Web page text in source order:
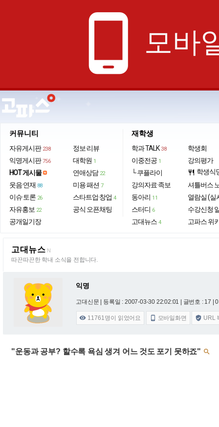
phone_android 모바
커뮤니티
자유게시판 238
익명게시판 756
HOT 게시물
웃음·연재 88
이슈·토론 26
자유홍보 22
공개일기장
정보·리뷰
대학원 1
연애상담 22
미용·패션 7
스타트업·창업 4
공식 오픈채팅
재학생
학과 TALK 38
이중전공 1
└ 쿠플라이
강의자료·족보
동아리 11
스터디 6
고대뉴스 4
학생회
강의평가
restaurant 학생식
셔틀버스
열람실 (실
수강신청
고파스 위
고대뉴스 N
따끈따끈한 학내 소식을 전합니다.
익명
고대신문 | 등록일 : 2007-03-30 22:02:01 | 글번호 : 17 | 0
 11761명이 읽었어요  모바일화면  URL
"운동과 공부? 할수록 욕심 생겨 어느 것도 포기 못하죠" 